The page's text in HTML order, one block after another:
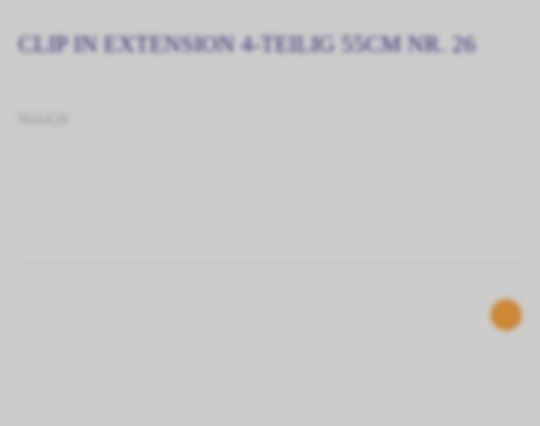
CLIP IN EXTENSION 4-TEILIG 55CM NR. 26